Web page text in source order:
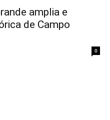
amplia e
de Campo
0